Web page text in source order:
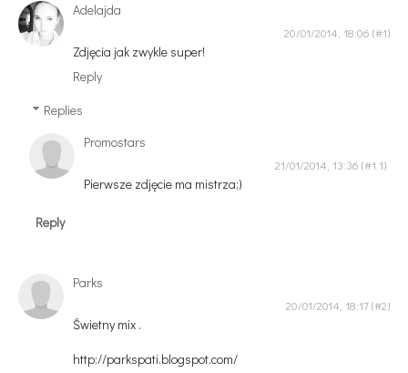
Adelajda
20/01/2014, 18:06
Zdjęcia jak zwykle super!
Reply
Replies
Promostars
21/01/2014, 13:36
Pierwsze zdjęcie ma mistrza;)
Reply
Parks
20/01/2014, 18:17
Świetny mix .
http://parkspati.blogspot.com/